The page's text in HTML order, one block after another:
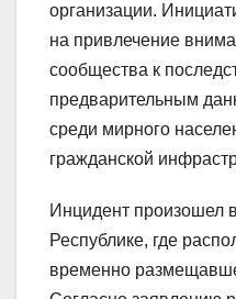
организации.
на привлечение
сообщества к
предварительным
среди мирного
гражданской
Инцидент произошел
Республике, где
временно